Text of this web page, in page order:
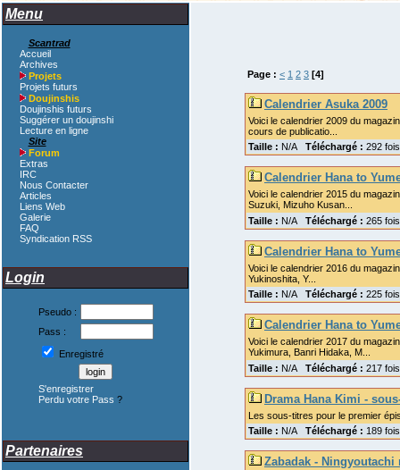
Menu
Scantrad
Accueil
Archives
Projets
Projets futurs
Doujinshis
Doujinshis futurs
Suggérer un doujinshi
Lecture en ligne
Site
Forum
Extras
IRC
Nous Contacter
Articles
Liens Web
Galerie
FAQ
Syndication RSS
Login
Pseudo :
Pass :
Enregistré
S'enregistrer
Perdu votre Pass ?
Partenaires
Page : < 1 2 3 [4]
Calendrier Asuka 2009
Voici le calendrier 2009 du
cours de publicatio...
Taille : N/A Téléchargé : 292
Calendrier Hana to
Voici le calendrier 2015 du
Suzuki, Mizuho Kusan...
Taille : N/A Téléchargé : 265
Calendrier Hana to
Voici le calendrier 2016 du
Yukinoshita, Y...
Taille : N/A Téléchargé : 225
Calendrier Hana to
Voici le calendrier 2017 du
Yukimura, Banri Hidaka, M...
Taille : N/A Téléchargé : 217
Drama Hana Kimi -
Les sous-titres pour le premier
Taille : N/A Téléchargé : 189
Zabadak - Ningyoutachi